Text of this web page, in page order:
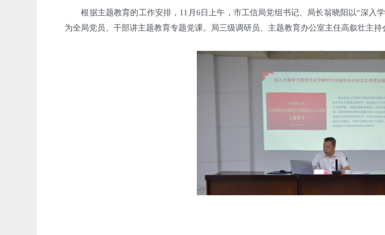
根据主题教育的工作安排，11月6日上午，市工信局党组书记、局长翁晓阳以“深入
为全局党员、干部讲主题教育专题党课。局三级调研员、主题教育办公室主任高叙壮主持